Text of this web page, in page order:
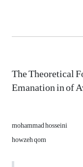
The Theoretical
Emanation in of
mohammad hosseini
howzeh qom